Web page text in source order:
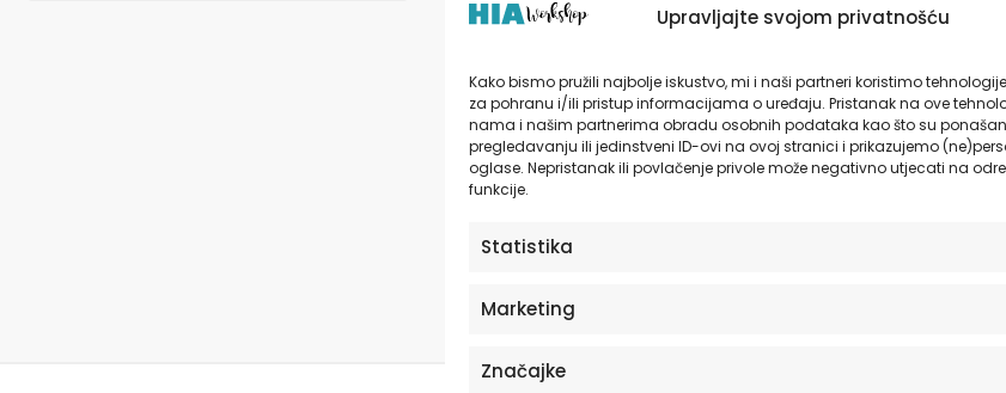
Upravljajte svojom privatnošću
Kako bismo pružili najbolje iskustvo, mi i naši partneri koristimo
za pohranu i/ili pristup informacijama o uređaju. Pristanak na ove
nama i našim partnerima obradu osobnih podataka kao što su
pregledavanju ili jedinstveni ID-ovi na ovoj stranici i prikazujemo
oglase. Nepristanak ili povlačenje privole može negativno utjecati na
funkcije.
Statistika
Marketing
Značajke
sobe | Night Tale
od19,90€